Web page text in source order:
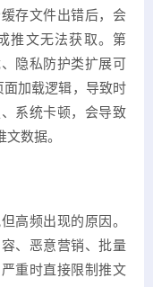
存文件出错后，会
推文无法获取。第
隐私防护类扩展可
加载逻辑，导致时
系统卡顿，会导致
数据。
高频出现的原因。
、恶意营销、批量
重时直接限制推文